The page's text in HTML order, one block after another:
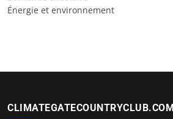
Énergie et environnement
CLIMATEGATECOUNTRYCLUB.COM